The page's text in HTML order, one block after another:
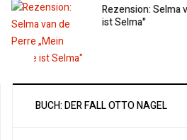
Rezension: Selma
ist Selma"
BUCH: DER FALL OTTO NAGEL